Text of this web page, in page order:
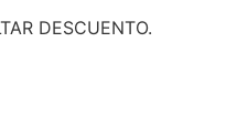
DESCUENTO.